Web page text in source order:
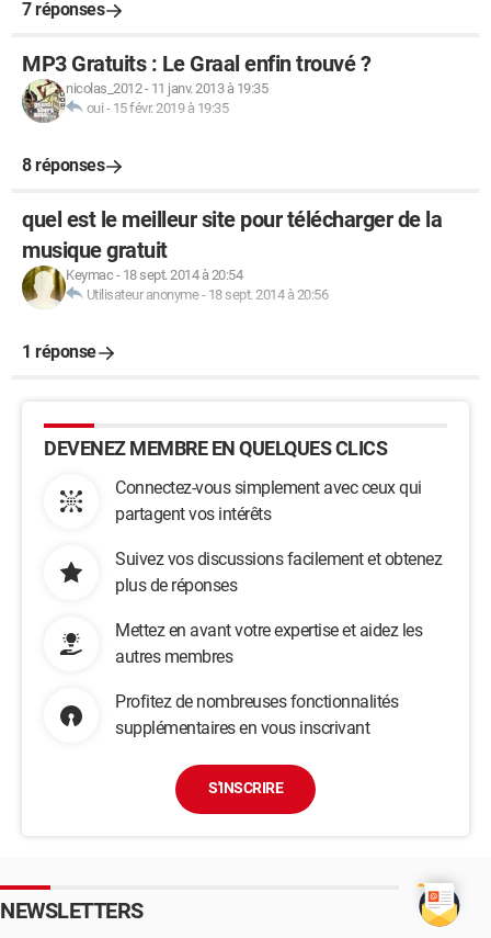
7 réponses
MP3 Gratuits : Le Graal enfin trouvé ?
nicolas_2012- 11 janv. 2013 à 19:35
oui - 15 févr. 2019 à 19:35
8 réponses
quel est le meilleur site pour télécharger de la
musique gratuit
Keymac - 18 sept. 2014 à 20:54
Utilisateur anonyme- 18 sept. 2014 à 20:56
1 réponse
DEVENEZ MEMBRE EN QUELQUES CLICS
Connectez-vous simplement avec ceux qui
partagent vos intérêts
Suivez vos discussions facilement et obtenez
plus de réponses
Mettez en avant votre expertise et aidez les
autres membres
Profitez de nombreuses fonctionnalités
supplémentaires en vous inscrivant
S'INSCRIRE
NEWSLETTERS